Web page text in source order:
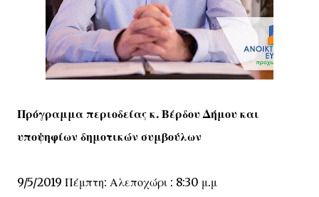
Πρόγραμμα περιοδείας κ. Βέρδου Δήμου και
υποψηφίων δημοτικών συμβούλων
9/5/2019 Πέμπτη: Αλεποχώρι : 8:30 μ.μ